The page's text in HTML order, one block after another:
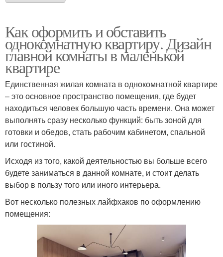
Как оформить и обставить
однокомнатную квартиру. Дизайн
главной комнаты в маленькой
квартире
Единственная жилая комната в однокомнатной квартире
– это основное пространство помещения, где будет
находиться человек большую часть времени. Она может
выполнять сразу несколько функций: быть зоной для
готовки и обедов, стать рабочим кабинетом, спальной
или гостиной.
Исходя из того, какой деятельностью вы больше всего
будете заниматься в данной комнате, и стоит делать
выбор в пользу того или иного интерьера.
Вот несколько полезных лайфхаков по оформлению
помещения: